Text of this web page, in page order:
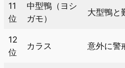
11
位
中型鴨（ヨシ
ガモ）
大型鴨と
12
位
カラス 意外に警